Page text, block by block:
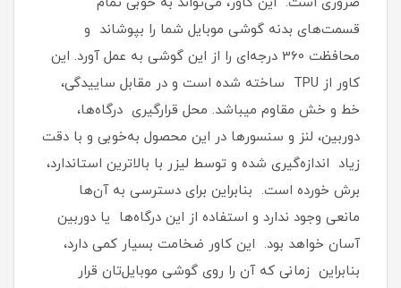
قسمت‌های بدنه گوشی موبایل شما را بپوشاند و
محافظت 360 درجه‌ای را از این گوشی به عمل آورد‏.‏ این
کاور از TPU ساخته شده است و در مقابل ساییدگی،
خط و خش مقاوم میباشد.‏ محل قرارگیری درگاه‌ها،
دوربین، لنز و سنسورها در این محصول به‌خوبی و با دقت
زیاد اندازه‌گیری شده و توسط لیزر با بالاترین استاندارد،
برش خورده است‏.‏ بنابراین برای دسترسی به آن‌ها
مانعی وجود ندارد و استفاده از این درگاه‌ها یا دوربین
آسان خواهد بود‏.‏ این کاور ضخامت بسیار کمی دارد،
بنابراین زمانی که آن را روی گوشی موبایل‌تان قرار